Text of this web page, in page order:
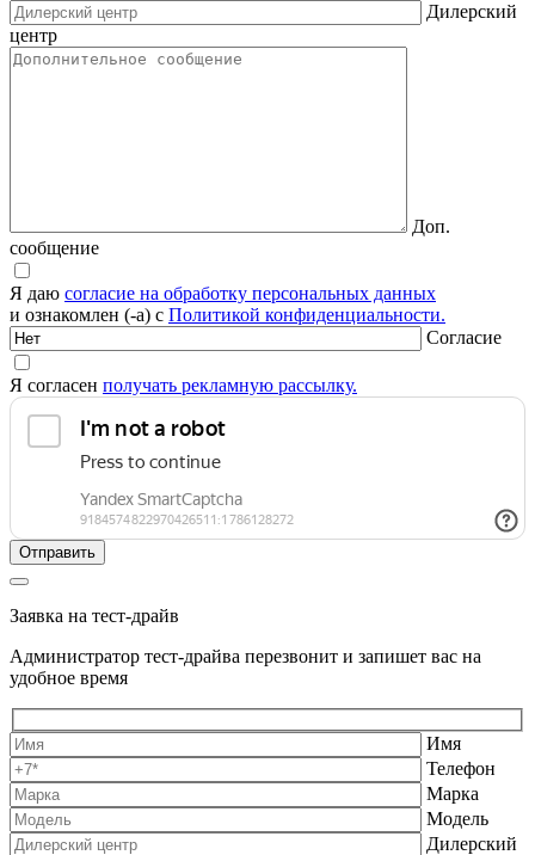
Дилерский
центр
Доп.
сообщение
Я даю согласие на обработку персональных данных
и ознакомлен (-а) с Политикой конфиденциальности.
Согласие
Я согласен получать рекламную рассылку.
Заявка на тест-драйв
Администратор тест-драйва перезвонит и запишет вас на
удобное время
Имя
Телефон
Марка
Модель
Дилерский